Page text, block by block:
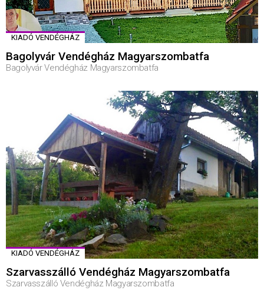
KIADÓ VENDÉGHÁZ
Bagolyvár Vendégház Magyarszombatfa
Bagolyvár Vendégház Magyarszombatfa
KIADÓ VENDÉGHÁZ
Szarvasszálló Vendégház Magyarszombatfa
Szarvasszálló Vendégház Magyarszombatfa